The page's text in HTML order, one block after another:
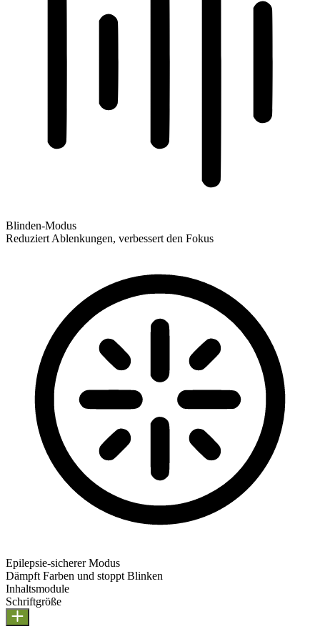
Blinden-Modus
Reduziert Ablenkungen, verbessert den Fokus
Epilepsie-sicherer Modus
Dämpft Farben und stoppt Blinken
Epilepsie-sicherer Modus
Inhaltsmodule
Schriftgröße